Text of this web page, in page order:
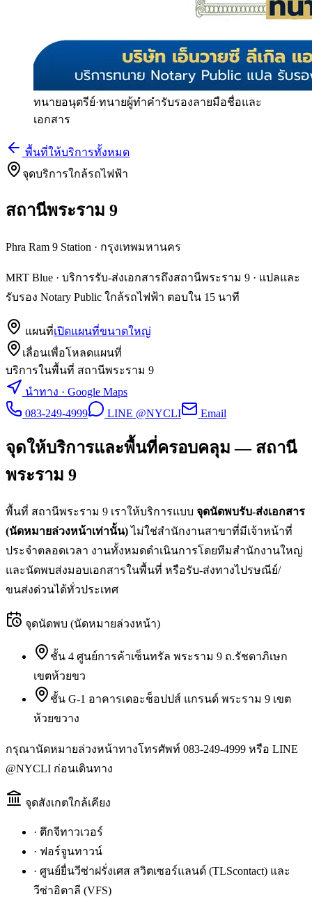
ทนายอนุตรีย์·ทนายผู้ทำคำรับรองลายมือชื่อและ
เอกสาร
พื้นที่ให้บริการทั้งหมด
จุดบริการใกล้รถไฟฟ้า
สถานีพระราม 9
Phra Ram 9 Station · กรุงเทพมหานคร
MRT Blue · บริการรับ-ส่งเอกสารถึงสถานีพระราม 9 · แปลและ
รับรอง Notary Public ใกล้รถไฟฟ้า ตอบใน 15 นาที
แผนที่เปิดแผนที่ขนาดใหญ่
เลื่อนเพื่อโหลดแผนที่
บริการในพื้นที่ สถานีพระราม 9
นำทาง · Google Maps
083-249-4999
LINE @NYCLI Email
จุดให้บริการและพื้นที่ครอบคลุม — สถานี
พระราม 9
พื้นที่ สถานีพระราม 9 เราให้บริการแบบ จุดนัดพบรับ-ส่งเอกสาร
(นัดหมายล่วงหน้าเท่านั้น) ไม่ใช่สำนักงานสาขาที่มีเจ้าหน้าที่
ประจำตลอดเวลา งานทั้งหมดดำเนินการโดยทีมสำนักงานใหญ่
และนัดพบส่งมอบเอกสารในพื้นที่ หรือรับ-ส่งทางไปรษณีย์/
ขนส่งด่วนได้ทั่วประเทศ
จุดนัดพบ (นัดหมายล่วงหน้า)
ชั้น 4 ศูนย์การค้าเซ็นทรัล พระราม 9 ถ.รัชดาภิเษก
เขตห้วยขว
ชั้น G-1 อาคารเดอะช็อปปส์ แกรนด์ พระราม 9 เขต
ห้วยขวาง
กรุณานัดหมายล่วงหน้าทางโทรศัพท์ 083-249-4999 หรือ LINE
@NYCLI ก่อนเดินทาง
จุดสังเกตใกล้เคียง
· ตึกจีทาวเวอร์
· ฟอร์จูนทาวน์
· ศูนย์ยื่นวีซ่าฝรั่งเศส สวิตเซอร์แลนด์ (TLScontact) และ
วีซ่าอิตาลี (VFS)